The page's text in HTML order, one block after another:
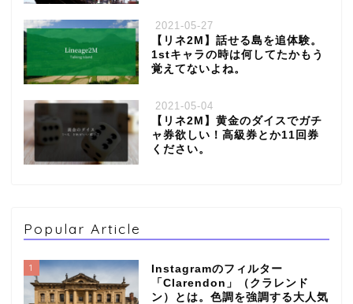
2021-05-27
【リネ2M】話せる島を追体験。
1stキャラの時は何してたかもう
覚えてないよね。
2021-05-04
【リネ2M】黄金のダイスでガチ
ャ券欲しい！高級券とか11回券
ください。
Popular Article
1
Instagramのフィルター
「Clarendon」（クラレンド
ン）とは。色調を強調する大人気